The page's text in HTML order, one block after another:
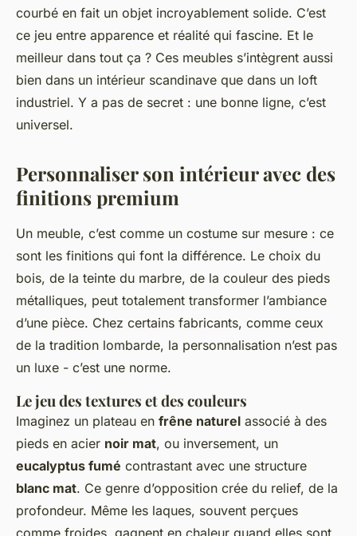
courbé en fait un objet incroyablement solide. C’est
ce jeu entre apparence et réalité qui fascine. Et le
meilleur dans tout ça ? Ces meubles s’intègrent aussi
bien dans un intérieur scandinave que dans un loft
industriel. Y a pas de secret : une bonne ligne, c’est
universel.
Personnaliser son intérieur avec des
finitions premium
Un meuble, c’est comme un costume sur mesure : ce
sont les finitions qui font la différence. Le choix du
bois, de la teinte du marbre, de la couleur des pieds
métalliques, peut totalement transformer l’ambiance
d’une pièce. Chez certains fabricants, comme ceux
de la tradition lombarde, la personnalisation n’est pas
un luxe - c’est une norme.
Le jeu des textures et des couleurs
Imaginez un plateau en frêne naturel associé à des
pieds en acier noir mat, ou inversement, un
eucalyptus fumé contrastant avec une structure
blanc mat. Ce genre d’opposition crée du relief, de la
profondeur. Même les laques, souvent perçues